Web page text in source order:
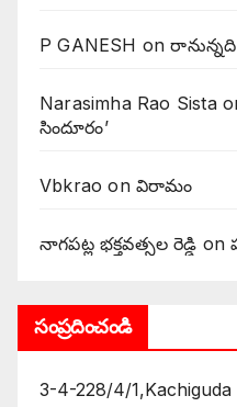
P GANESH on
Narasimha Rao Sista
సిందూరం’
Vbkrao onవిరామం
నాగపట్ల భక్తవత్సల రెడ్డి on
సంప్రదించండి
3-4-228/4/1,Kachiguda